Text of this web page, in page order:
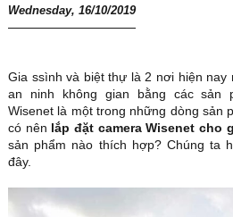
Wednesday, 16/10/2019
Gia ssình và biệt thự là 2 nơi hiện nay
an ninh không gian bằng các sản
Wisenet là một trong những dòng sản
có nên lắp đặt camera Wisenet cho
sản phẩm nào thích hợp? Chúng ta
đây.